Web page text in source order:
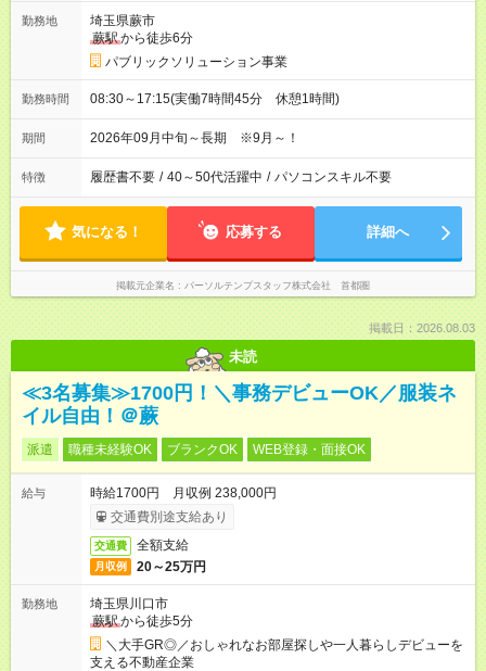
勤務地
埼玉県蕨市
蕨駅から徒歩6分
パブリックソリューション事業
勤務時間 08:30～17:15(実働7時間45分 休憩1時間)
期間 2026年09月中旬～長期 ※9月～！
特徴 履歴書不要 / 40～50代活躍中 / パソコンスキル不要
気になる！ 応募する 詳細へ
掲載元企業名 パーソルテンプスタッフ株式会社 首都圏
掲載日：2026.08.03
未読
≪3名募集≫1700円！＼事務デビューOK／服装ネ
イル自由！＠蕨
派遣 職種未経験OK ブランクOK WEB登録・面接OK
給与
時給1700円 月収例 238,000円
交通費別途支給あり
交通費 全額支給
月収例 20～25万円
勤務地
埼玉県川口市
蕨駅から徒歩5分
＼大手GR◎／おしゃれなお部屋探しや一人暮らしデビューを
支える不動産企業